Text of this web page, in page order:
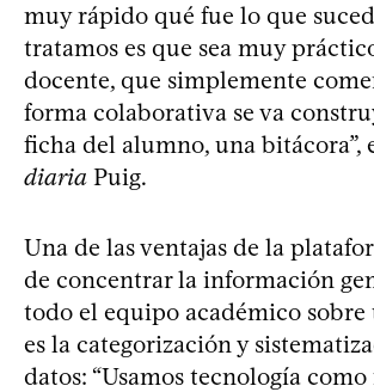
muy rápido qué fue lo que
tratamos es que sea muy
docente, que simplemente
forma colaborativa se va
ficha del alumno, una bitácora”,
diaria Puig.
Una de las ventajas de la
de concentrar la información
todo el equipo académico
es la categorización y
datos: “Usamos tecnología